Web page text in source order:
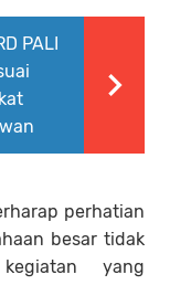
PALI
perhatian
besar tidak
yang